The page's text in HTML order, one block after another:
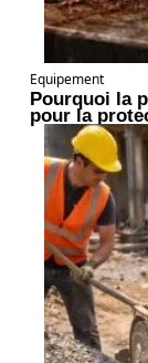
Equipement
Pourquoi la
pour la